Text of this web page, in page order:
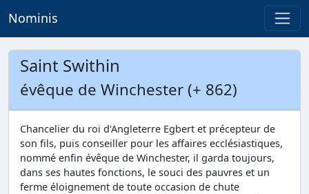
Nominis
Saint Swithin
évêque de Winchester (+ 862)
Chancelier du roi d'Angleterre Egbert et précepteur de
son fils, puis conseiller pour les affaires ecclésiastiques,
nommé enfin évêque de Winchester, il garda toujours,
dans ses hautes fonctions, le souci des pauvres et un
ferme éloignement de toute occasion de chute